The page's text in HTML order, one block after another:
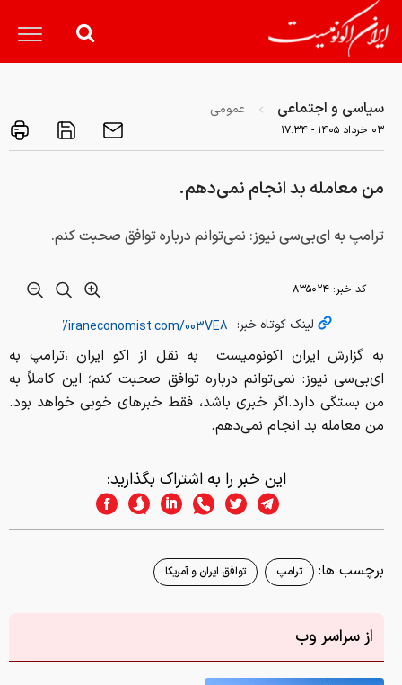
سیاسی و اجتماعی عمومی
۰۳ خرداد ۱۴۰۵ - ۱۷:۳۴
من معامله بد انجام نمی‌دهم.
ترامپ به ای‌بی‌سی نیوز: نمی‌توانم درباره توافق صحبت کنم.
کد خبر: ۸۳۵۰۲۴
لینک کوتاه خبر:
به گزارش ایران اکونومیست به نقل از اکو ایران ،ترامپ به
ای‌بی‌سی نیوز: نمی‌توانم درباره توافق صحبت کنم؛ این کاملاً به
من بستگی دارد.اگر خبری باشد، فقط خبرهای خوبی خواهد بود.
من معامله بد انجام نمی‌دهم.
این خبر را به اشتراک بگذارید:
برچسب ها: ترامپ توافق ایران و آمریکا
از سراسر وب